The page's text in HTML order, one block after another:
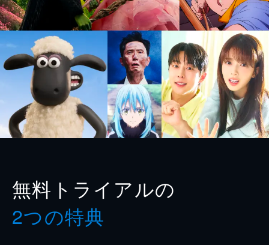
無料トライアルの
2つの特典